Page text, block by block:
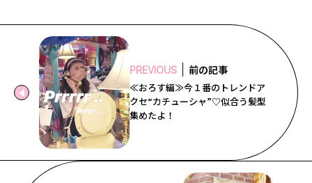
PREVIOUS 前の記事
≪おろす編≫今１番のトレンドア
クセ“カチューシャ”♡似合う髪型
集めたよ！